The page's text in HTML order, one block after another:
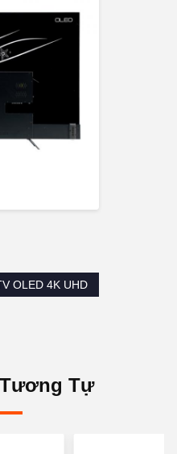
OLED 4K UHD
Tự